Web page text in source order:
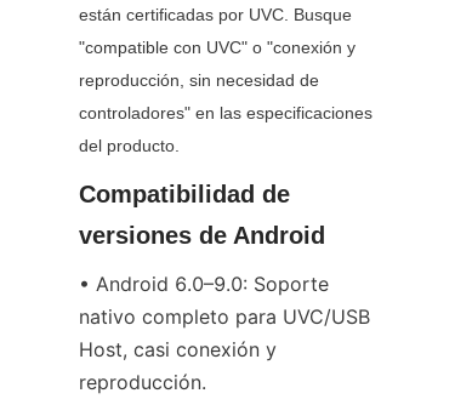
están certificadas por UVC. Busque
"compatible con UVC" o "conexión y
reproducción, sin necesidad de
controladores" en las especificaciones
del producto.
Compatibilidad de
versiones de Android
• Android 6.0–9.0: Soporte
nativo completo para UVC/USB
Host, casi conexión y
reproducción.